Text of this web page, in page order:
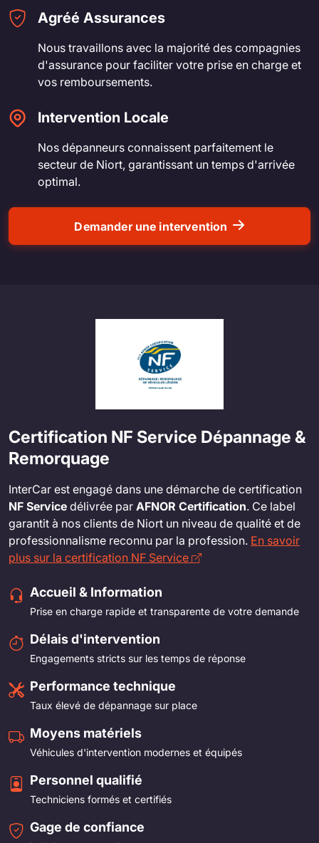
Agréé Assurances
Nous travaillons avec la majorité des compagnies
d'assurance pour faciliter votre prise en charge et
vos remboursements.
Intervention Locale
Nos dépanneurs connaissent parfaitement le
secteur de Niort, garantissant un temps d'arrivée
optimal.
Demander une intervention
Certification NF Service Dépannage &
Remorquage
InterCar est engagé dans une démarche de certification
NF Service délivrée par AFNOR Certification. Ce label
garantit à nos clients de Niort un niveau de qualité et de
professionnalisme reconnu par la profession. En savoir
plus sur la certification NF Service
Accueil & Information
Prise en charge rapide et transparente de votre demande
Délais d'intervention
Engagements stricts sur les temps de réponse
Performance technique
Taux élevé de dépannage sur place
Moyens matériels
Véhicules d'intervention modernes et équipés
Personnel qualifié
Techniciens formés et certifiés
Gage de confiance